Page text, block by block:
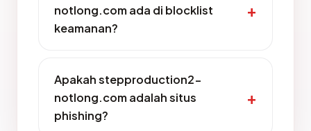
notlong.com ada di blocklist
keamanan?
Apakah stepproduction2-
notlong.com adalah situs
phishing?